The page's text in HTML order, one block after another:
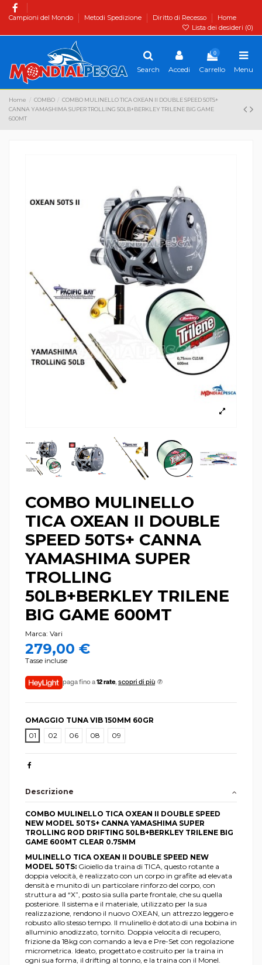
Campioni del Mondo Metodi Spedizione Diritto di Recesso
Home
Lista dei desideri (0)
Search Accedi
0
Carrello Menu
Home COMBO
COMBO MULINELLO TICA OXEAN II DOUBLE SPEED 50TS+
CANNA YAMASHIMA SUPER TROLLING 50LB+BERKLEY TRILENE BIG GAME
600MT
COMBO MULINELLO
TICA OXEAN II DOUBLE
SPEED 50TS+ CANNA
YAMASHIMA SUPER
TROLLING
50LB+BERKLEY TRILENE
BIG GAME 600MT
Marca: Vari
279,00 €
Tasse incluse
paga fino a12 rate, scopri di più
OMAGGIO TUNA VIB 150MM 60GR
01
02 06 08 09
Descrizione
COMBO MULINELLO TICA OXEAN II DOUBLE SPEED
NEW MODEL 50TS+ CANNA YAMASHIMA SUPER
TROLLING ROD DRIFTING 50LB+BERKLEY TRILENE BIG
GAME 600MT CLEAR 0.75MM
MULINELLO TICA OXEAN II DOUBLE SPEED NEW
MODEL 50TS: Gioiello da traina di TICA, questo rotante a
doppia velocità, è realizzato con un corpo in grafite ad elevata
densità e munito di un particolare rinforzo del corpo, con
struttura ad “X”, posto sia sulla parte frontale, che su quella
posteriore. Il sistema e il materiale, utilizzato per la sua
realizzazione, rendono il nuovo OXEAN, un attrezzo leggero e
robusto allo stesso tempo. Il mulinello è dotato di una bobina in
alluminio anodizzato, tornito. Doppia velocita di recupero,
frizione da 18kg con comando a leva e Pre-Set con regolazione
micrometrica. Ideato, progettato e costruito per la traina in
ogni sua forma, il drifting al tonno, e la traina con il Monel.